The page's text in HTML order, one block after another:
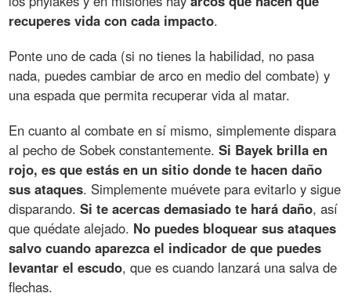
recuperes vida con cada impacto.
Ponte uno de cada (si no tienes la habilidad, no pasa
nada, puedes cambiar de arco en medio del combate) y
una espada que permita recuperar vida al matar.
En cuanto al combate en sí mismo, simplemente dispara
al pecho de Sobek constantemente.Si Bayek brilla en
rojo, es que estás en un sitio donde te hacen daño
sus ataques. Simplemente muévete para evitarlo y sigue
disparando.Si te acercas demasiado te hará daño, así
que quédate alejado. No puedes bloquear sus ataques
salvo cuando aparezca el indicador de que puedes
levantar el escudo, que es cuando lanzará una salva de
flechas.